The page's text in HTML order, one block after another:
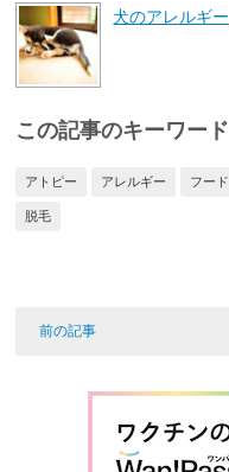
犬のアレルギー
この記事のキーワード
アトピー アレルギー フード
脱毛
前の記事